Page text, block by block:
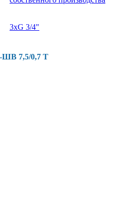
3хG 3/4"
ШВ 7,5/0,7 Т